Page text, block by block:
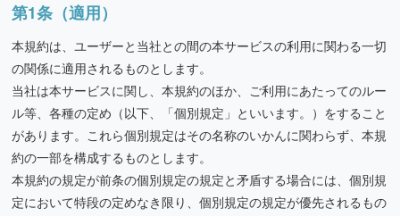
第1条（適用）
本規約は、ユーザーと当社との間の本サービスの利用に関わる一切
の関係に適用されるものとします。
当社は本サービスに関し、本規約のほか、ご利用にあたってのルー
ル等、各種の定め（以下、「個別規定」といいます。）をすること
があります。これら個別規定はその名称のいかんに関わらず、本規
約の一部を構成するものとします。
本規約の規定が前条の個別規定の規定と矛盾する場合には、個別規
定において特段の定めなき限り、個別規定の規定が優先されるもの